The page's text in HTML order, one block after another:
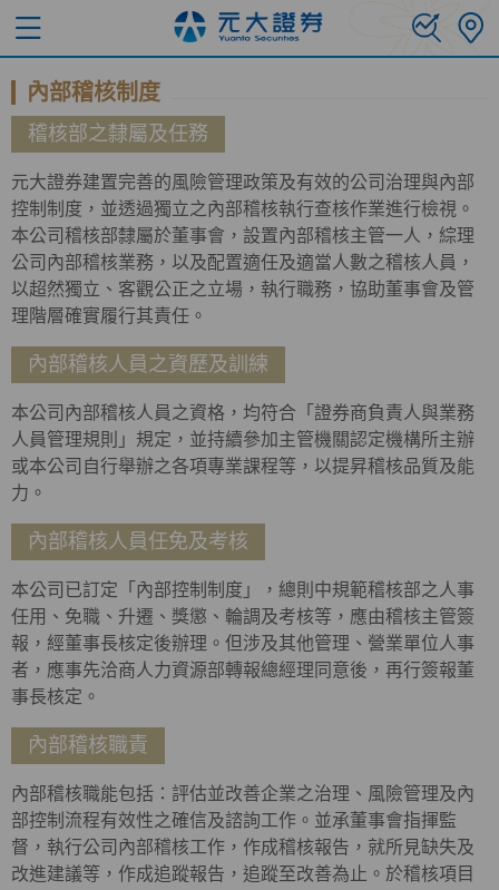
內部稽核制度
稽核部之隸屬及任務
元大證券建置完善的風險管理政策及有效的公司治理與內部
控制制度，並透過獨立之內部稽核執行查核作業進行檢視。
本公司稽核部隸屬於董事會，設置內部稽核主管一人，綜理
公司內部稽核業務，以及配置適任及適當人數之稽核人員，
以超然獨立、客觀公正之立場，執行職務，協助董事會及管
理階層確實履行其責任。
內部稽核人員之資歷及訓練
本公司內部稽核人員之資格，均符合「證券商負責人與業務
人員管理規則」規定，並持續參加主管機關認定機構所主辦
或本公司自行舉辦之各項專業課程等，以提昇稽核品質及能
力。
內部稽核人員任免及考核
本公司已訂定「內部控制制度」，總則中規範稽核部之人事
任用、免職、升遷、獎懲、輪調及考核等，應由稽核主管簽
報，經董事長核定後辦理。但涉及其他管理、營業單位人事
者，應事先洽商人力資源部轉報總經理同意後，再行簽報董
事長核定。
內部稽核職責
內部稽核職能包括：評估並改善企業之治理、風險管理及內
部控制流程有效性之確信及諮詢工作。並承董事會指揮監
督，執行公司內部稽核工作，作成稽核報告，就所見缺失及
改進建議等，作成追蹤報告，追蹤至改善為止。於稽核項目